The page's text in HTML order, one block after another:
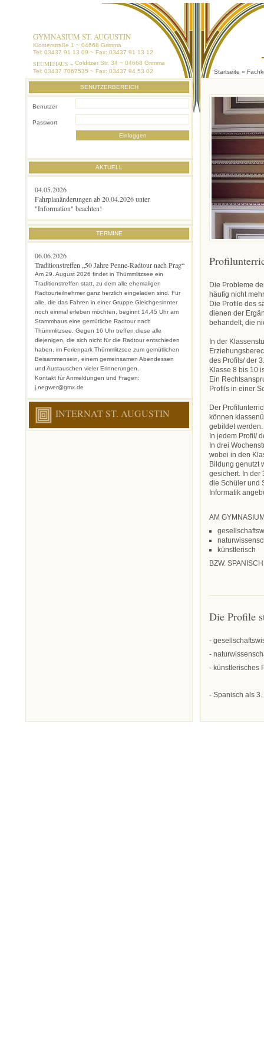
GYMNASIUM ST. AUGUSTIN
Klosterstraße 1 ~ 04668 Grimma
Tel: 03437 91 13 09 ~ Fax: 03437 91 13 12
SEUMEHAUS ~ Colditzer Str. 34 ~ 04668 Grimma
Tel: 03437 7067535 ~ Fax: 03437 94 53 02
Startseite »
BENUTZERBEREICH
Benutzer
Passwort
AKTUELL
04.05.2026
Fahrplanänderungen ab 20.04.2026 unter
"Information" beachten!
TERMINE
06.06.2026
Traditionstreffen „50 Jahre Penne-Radtour nach Prag“
Am 29. August 2026 findet in Thümmlitzsee ein
Traditionstreffen statt, zu dem alle ehemaligen
Radtourteilnehmer ganz herzlich eingeladen sind. Für
alle, die das Fahren in einer Gruppe Gleichgesinnter
noch einmal erleben möchten, beginnt 14.45 Uhr am
Stammhaus eine gemütliche Radtour nach
Thümmlitzsee. Gegen 16 Uhr treffen diese alle
diejenigen, die sich nicht für die Radtour entschieden
haben, im Ferienpark Thümmlitzsee zum gemütlichen
Beisammensein, einem gemeinsamen Abendessen
und Austauschen vieler Erinnerungen.
Kontakt für Anmeldungen und Fragen:
j.negwer@gmx.de
INTERNAT ST. AUGUSTIN
Die Probleme
häufig nicht
Die Profile des
dienen der
behandelt, die
In der
des Profils/ der
Klasse 8 bis 10
Ein
Profils in einer
Der
können
gebildet werden.
In jedem Profil/
In drei
wobei in den
Bildung genutzt
gesichert. In der
die Schüler und
Informatik
AM
künstlerisch
BZW.
Die Profile
-
-
- künstlerisches
- Spanisch als